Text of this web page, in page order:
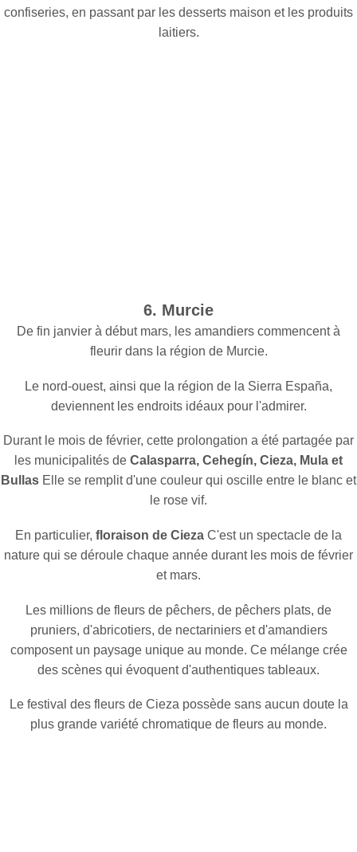
confiseries, en passant par les desserts maison et les produits
laitiers.
6. Murcie
De fin janvier à début mars, les amandiers commencent à
fleurir dans la région de Murcie.
Le nord-ouest, ainsi que la région de la Sierra España,
deviennent les endroits idéaux pour l'admirer.
Durant le mois de février, cette prolongation a été partagée par
les municipalités de Calasparra, Cehegín, Cieza, Mula et
Bullas Elle se remplit d'une couleur qui oscille entre le blanc et
le rose vif.
En particulier, floraison de Cieza C'est un spectacle de la
nature qui se déroule chaque année durant les mois de février
et mars.
Les millions de fleurs de pêchers, de pêchers plats, de
pruniers, d'abricotiers, de nectariniers et d'amandiers
composent un paysage unique au monde. Ce mélange crée
des scènes qui évoquent d'authentiques tableaux.
Le festival des fleurs de Cieza possède sans aucun doute la
plus grande variété chromatique de fleurs au monde.